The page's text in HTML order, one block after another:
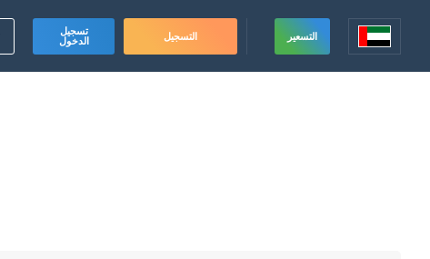
تسجيل
الدخول
التسجيل التسعير